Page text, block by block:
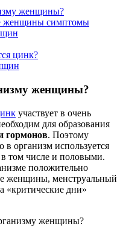
женщины?
женщины симптомы
цинк?
женщины?
участвует в очень
для образования
гормонов. Поэтому
организм используется
том числе и половыми.
положительно
женщины, менструальный
«критические дни»